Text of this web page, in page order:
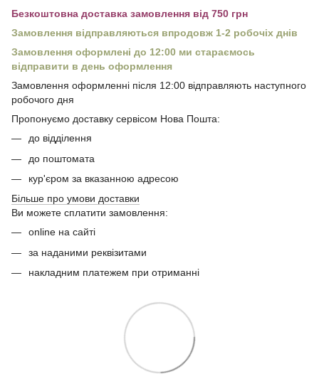
Безкоштовна доставка замовлення від 750 грн
Замовлення відправляються впродовж 1-2 робочіх днів
Замовлення оформлені до 12:00 ми стараємось
відправити в день оформлення
Замовлення оформленні після 12:00 відправляють наступного
робочого дня
Пропонуємо доставку сервісом Нова Пошта:
до відділення
до поштомата
кур'єром за вказанною адресою
Більше про умови доставки
Ви можете сплатити замовлення:
online на сайті
за наданими реквізитами
накладним платежем при отриманні